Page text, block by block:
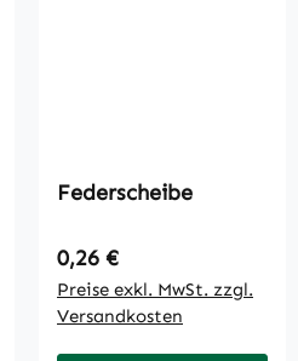
Federscheibe
Regulärer Preis:
0,26 €
Preise exkl. MwSt. zzgl.
Versandkosten